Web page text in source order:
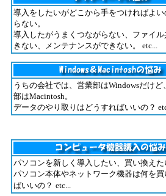
導入をしたいがどこから手をつければよい
らない。
導入したがうまくつながらない、ファイル
きない、メンテナンスができない。 etc...
うちの会社では、営業部はWindowsだけど
部はMacintosh。
データのやり取りはどうすればいいの？
パソコンを新しく導入したい、買い換えた
パソコン本体やネットワーク機器は何を買
ばいいの？ etc...